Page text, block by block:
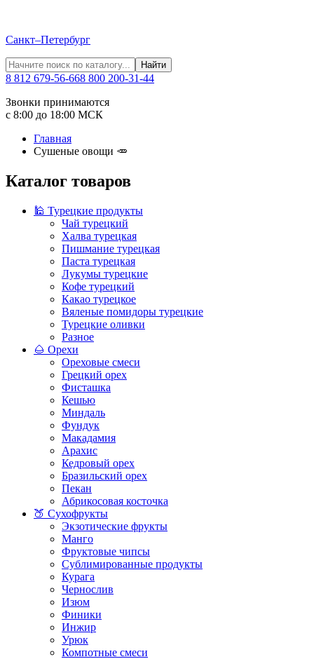
Санкт–Петербург
Найти
8 812 679-56-668 800 200-31-44
Звонки принимаются
с 8:00 до 18:00 МСК
Главная
Сушеные овощи 🥕
Каталог товаров
🕌 Турецкие продукты
Чай турецкий
Халва турецкая
Пишмание турецкая
Паста турецкая
Лукумы турецкие
Кофе турецкий
Какао турецкое
Вяленые помидоры турецкие
Турецкие оливки
Разное
🌰 Орехи
Ореховые смеси
Грецкий орех
Фисташка
Кешью
Миндаль
Фундук
Макадамия
Арахис
Кедровый орех
Бразильский орех
Пекан
Абрикосовая косточка
🍑 Сухофрукты
Экзотические фрукты
Манго
Фруктовые чипсы
Сублимированные продукты
Курага
Чернослив
Изюм
Финики
Инжир
Урюк
Компотные смеси